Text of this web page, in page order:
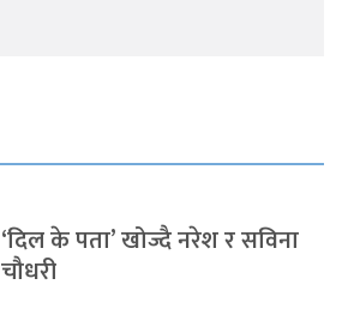
‘दिल के पता’ खोज्दै नरेश र सविना
चौधरी